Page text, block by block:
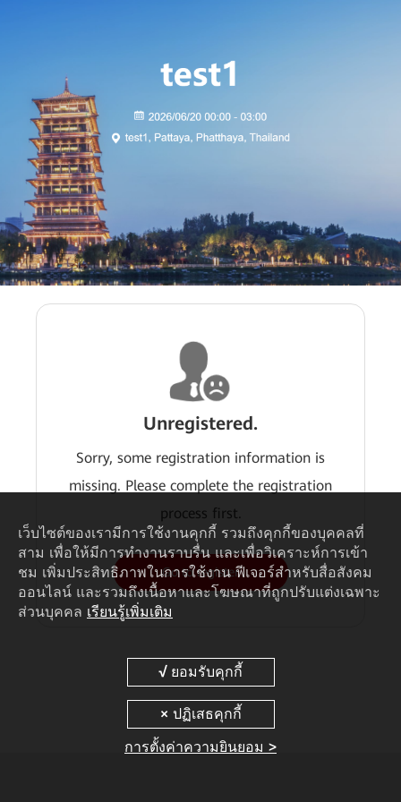
Unregistered.
Sorry, some registration information is
missing. Please complete the registration
process first.
Go to register
เว็บไซต์ของเรามีการใช้งานคุกกี้ รวมถึงคุกกี้ของบุคคลที่
สาม เพื่อให้มีการทำงานราบรื่น และเพื่อวิเคราะห์การเข้า
ชม เพิ่มประสิทธิภาพในการใช้งาน ฟีเจอร์สำหรับสื่อสังคม
ออนไลน์ และรวมถึงเนื้อหาและโฆษณาที่ถูกปรับแต่งเฉพาะ
ส่วนบุคคล เรียนรู้เพิ่มเติม
การตั้งค่าความยินยอม >